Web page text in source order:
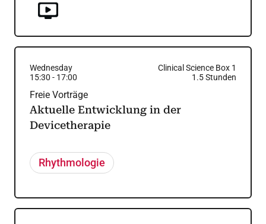
Wednesday
Clinical Science Box 1
15:30 - 17:00 1.5Stunden
Freie Vorträge
Aktuelle Entwicklung in der
Devicetherapie
Rhythmologie